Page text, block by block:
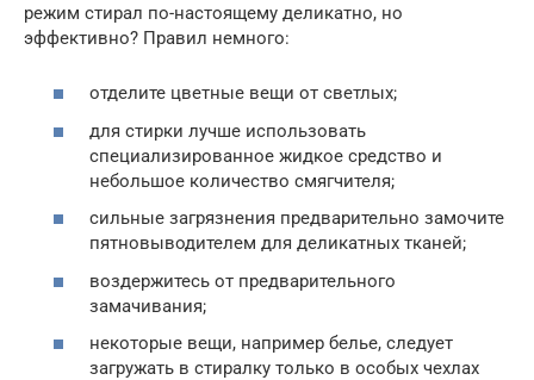
режим стирал по-настоящему деликатно, но
эффективно? Правил немного:
отделите цветные вещи от светлых;
для стирки лучше использовать
специализированное жидкое средство и
небольшое количество смягчителя;
сильные загрязнения предварительно замочите
пятновыводителем для деликатных тканей;
воздержитесь от предварительного
замачивания;
некоторые вещи, например белье, следует
загружать в стиралку только в особых чехлах